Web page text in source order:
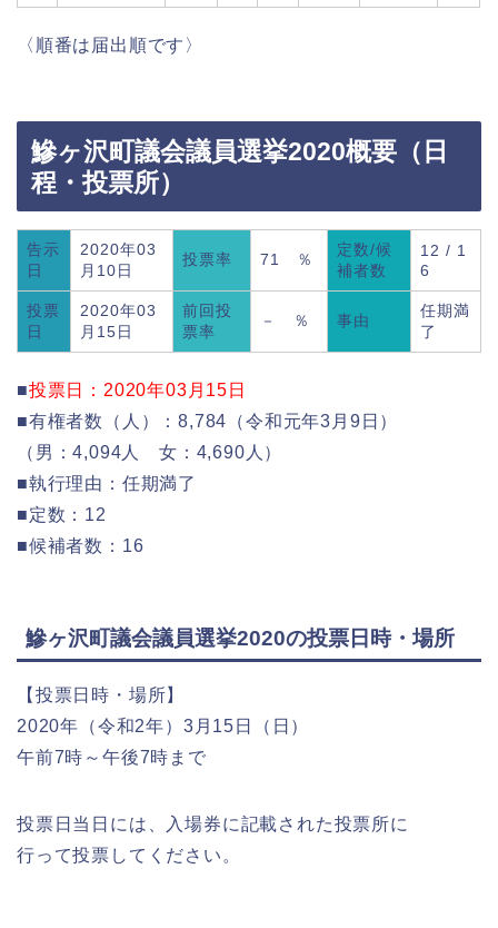
〈順番は届出順です〉
鰺ヶ沢町議会議員選挙2020概要（日
程・投票所）
告示
日
2020年03
月10日
投票率 71 ％
定数/候
補者数
12 / 1
6
投票
日
2020年03
月15日
前回投
票率
－ ％ 事由
任期満
了
■投票日：2020年03月15日
■有権者数（人）：8,784（令和元年3月9日）
（男：4,094人 女：4,690人）
■執行理由：任期満了
■定数：12
■候補者数：16
鰺ヶ沢町議会議員選挙2020の投票日時・場所
【投票日時・場所】
2020年（令和2年）3月15日（日）
午前7時～午後7時まで
投票日当日には、入場券に記載された投票所に
行って投票してください。